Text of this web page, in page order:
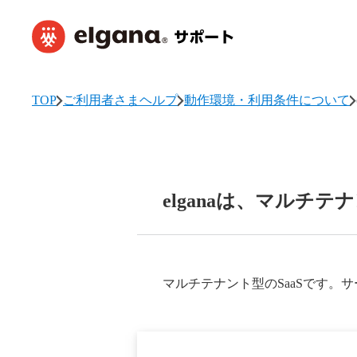
TOP ご利用者さまヘルプ 動作環境・利用条件について
elganaは、マルチテ
マルチテナント型のSaaSです。